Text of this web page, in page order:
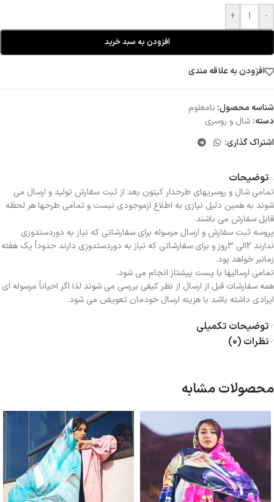
-
+
افزودن به سبد خرید
افزودن به علاقه مندی
شناسه محصول: نامعلوم
دسته: شال و روسری
اشتراک گذاری:
توضیحات
تمامی شال و روسریهای طرحدار کیتون بعد از ثبت سفارش تولید و ارسال می
شوند به همین دلیل نیازی به اطلاع ازموجودی نیست و تمامی طرحها هر لحظه
قابل سفارش می باشند.
پروسه ثبت سفارش و ارسال مرسوله برای سفارشاتی که نیاز به دوردستدوزی
ندارند 2الی 3روز و برای سفارشاتی که نیاز به دوردستدوزی دارند حدوداً یک هفته
زمانبر خواهد بود.
تمامی ارسالیها با پست پیشتاز انجام می شود.
همه سفارشات قبل از ارسال از نظر کیفی بررسی می شوند لذا اگر احیاناً مرسوله ای
ایرادی داشته باشد با هزینه ارسال خودمان تعویض می شود.
توضیحات تکمیلی
نظرات (0)
محصولات مشابه